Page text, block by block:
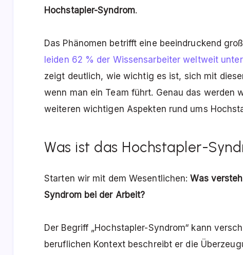
Hochstapler-Syndrom.
Das Phänomen betrifft eine beeindruckend
leiden 62 % der Wissensarbeiter weltweit
zeigt deutlich, wie wichtig es ist, sich mit
wenn man ein Team führt. Genau das werden
weiteren wichtigen Aspekten rund ums
Was ist das Hochstapler-
Starten wir mit dem Wesentlichen:Was
Syndrom bei der Arbeit?
Der Begriff „Hochstapler-Syndrom“ kann
beruflichen Kontext beschreibt er die